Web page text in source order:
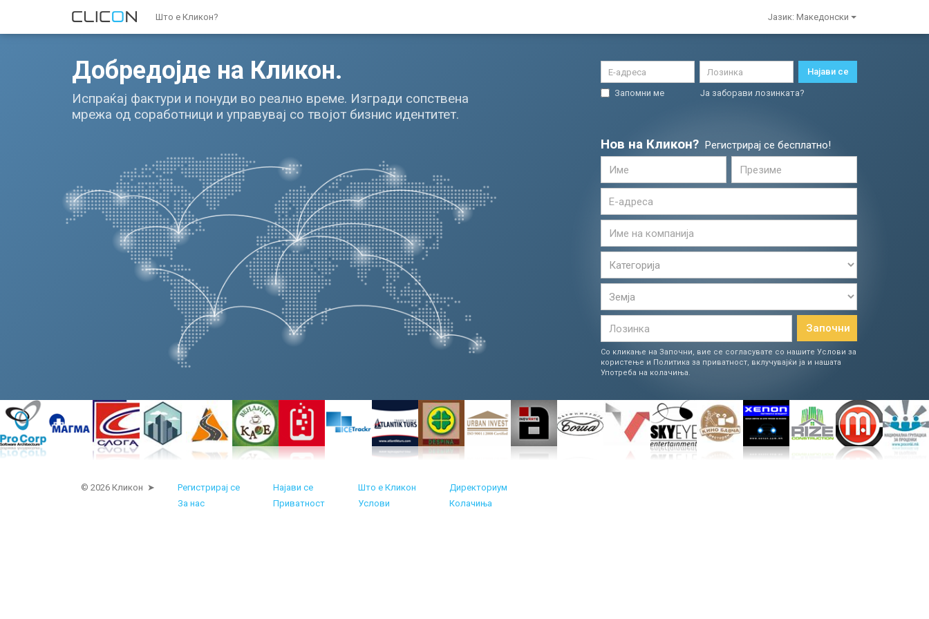
Што е Кликон? Јазик: Македонски
Добредојде на Кликон.
Испраќај фактури и понуди во реално време. Изгради сопствена
мрежа од соработници и управувај со твојот бизнис идентитет.
Најави се
Запомни ме Ја заборави лозинката?
Нов на Кликон? Регистрирај се бесплатно!
Започни
Со кликање на Започни, вие се согласувате со нашите Услови за
користење и Политика за приватност, вклучувајќи ја и нашата
Употреба на колачиња.
© 2026 Кликон ➤
Регистрирај се
За нас
Најави се
Приватност
Што е Кликон
Услови
Директориум
Колачиња